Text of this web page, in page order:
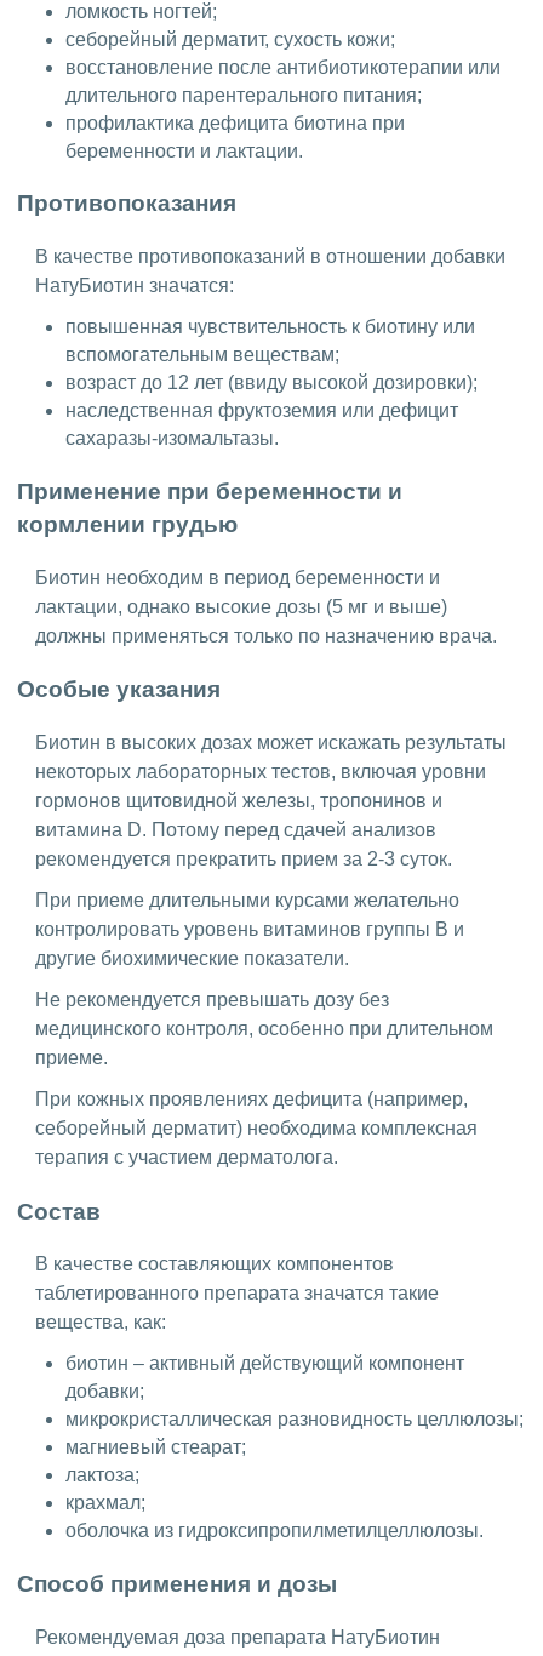
ломкость ногтей;
себорейный дерматит, сухость кожи;
восстановление после антибиотикотерапии или
длительного парентерального питания;
профилактика дефицита биотина при
беременности и лактации.
Противопоказания
В качестве противопоказаний в отношении добавки
НатуБиотин значатся:
повышенная чувствительность к биотину или
вспомогательным веществам;
возраст до 12 лет (ввиду высокой дозировки);
наследственная фруктоземия или дефицит
сахаразы-изомальтазы.
Применение при беременности и
кормлении грудью
Биотин необходим в период беременности и
лактации, однако высокие дозы (5 мг и выше)
должны применяться только по назначению врача.
Особые указания
Биотин в высоких дозах может искажать результаты
некоторых лабораторных тестов, включая уровни
гормонов щитовидной железы, тропонинов и
витамина D. Потому перед сдачей анализов
рекомендуется прекратить прием за 2-3 суток.
При приеме длительными курсами желательно
контролировать уровень витаминов группы B и
другие биохимические показатели.
Не рекомендуется превышать дозу без
медицинского контроля, особенно при длительном
приеме.
При кожных проявлениях дефицита (например,
себорейный дерматит) необходима комплексная
терапия с участием дерматолога.
Состав
В качестве составляющих компонентов
таблетированного препарата значатся такие
вещества, как:
биотин – активный действующий компонент
добавки;
микрокристаллическая разновидность целлюлозы;
магниевый стеарат;
лактоза;
крахмал;
оболочка из гидроксипропилметилцеллюлозы.
Способ применения и дозы
Рекомендуемая доза препарата НатуБиотин